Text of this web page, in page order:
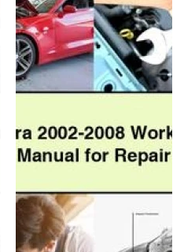
2008
Workshop
Service
Manual
for